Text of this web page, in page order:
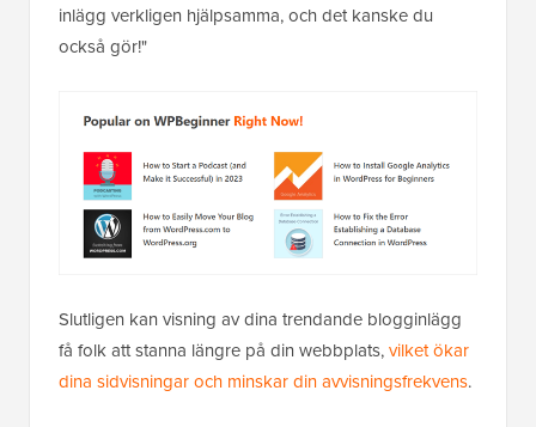
inlägg verkligen hjälpsamma, och det kanske du
också gör!"
Slutligen kan visning av dina trendande blogginlägg
få folk att stanna längre på din webbplats,vilket ökar
dina sidvisningar och minskar din avvisningsfrekvens.